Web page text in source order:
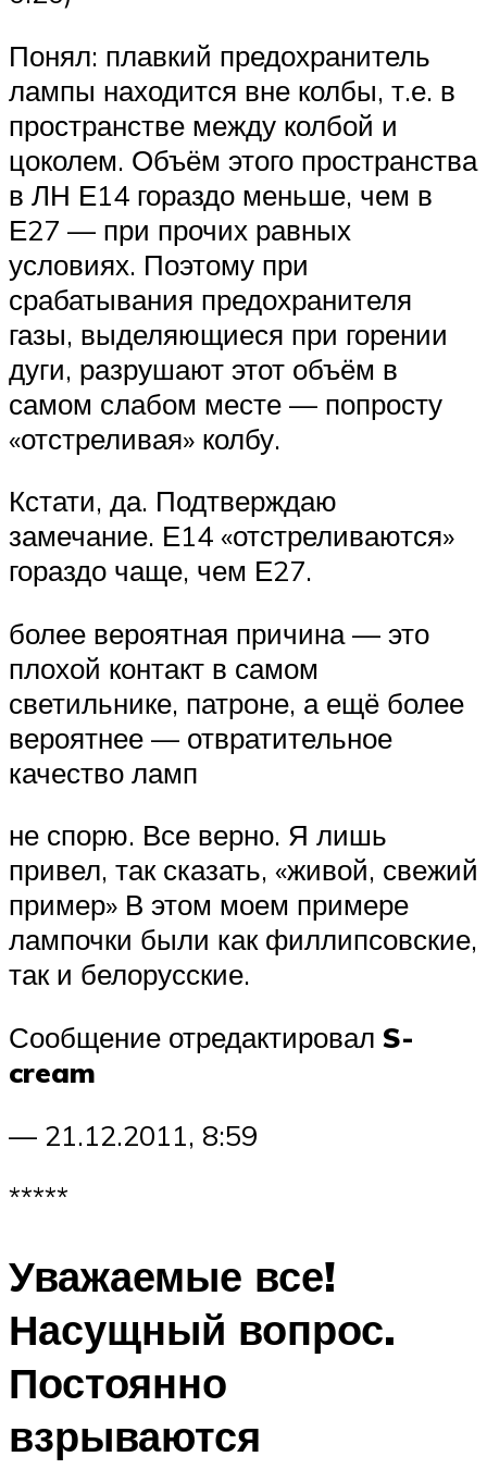
Понял: плавкий предохранитель
лампы находится вне колбы, т.е. в
пространстве между колбой и
цоколем. Объём этого пространства
в ЛН Е14 гораздо меньше, чем в
Е27 — при прочих равных
условиях. Поэтому при
срабатывания предохранителя
газы, выделяющиеся при горении
дуги, разрушают этот объём в
самом слабом месте — попросту
«отстреливая» колбу.
Кстати, да. Подтверждаю
замечание. Е14 «отстреливаются»
гораздо чаще, чем Е27.
более вероятная причина — это
плохой контакт в самом
светильнике, патроне, а ещё более
вероятнее — отвратительное
качество ламп
не спорю. Все верно. Я лишь
привел, так сказать, «живой, свежий
пример» В этом моем примере
лампочки были как филлипсовские,
так и белорусские.
Сообщение отредактировал S-
cream
— 21.12.2011, 8:59
*****
Уважаемые все!
Насущный вопрос.
Постоянно
взрываются